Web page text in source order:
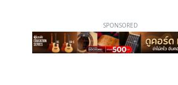
SPONSORED